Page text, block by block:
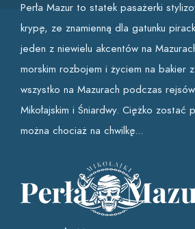
Perła Mazur to statek pasażerki
krypę, ze znamienną dla gatunku
jeden z niewielu akcentów na
morskim rozbojem i życiem na bakier
wszystko na Mazurach podczas
Mikołajskim i Śniardwy. Ciężko zostać
można chociaż na chwilkę...